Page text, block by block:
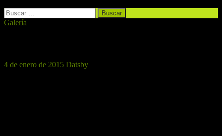
Buscar:
Galería
4 de enero de 2015 Datsby